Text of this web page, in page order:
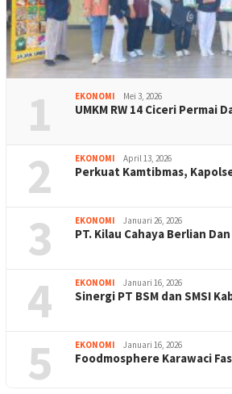
1 EKONOMI Mei 3, 2026
UMKM RW 14 Ciceri
2 EKONOMI April 13, 2026
Perkuat Kamtibmas,
3 EKONOMI Januari 26, 2026
PT. Kilau Cahaya Berlian
4 EKONOMI Januari 16, 2026
Sinergi PT BSM dan SMSI
5 EKONOMI Januari 16, 2026
Foodmosphere Karawaci